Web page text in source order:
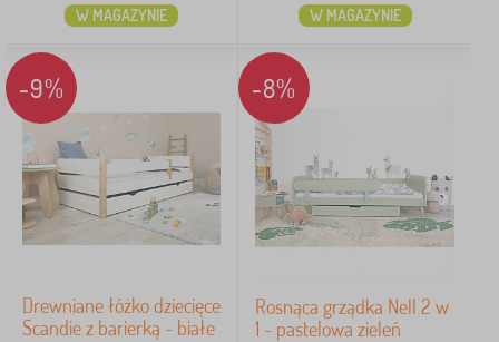
W MAGAZYNIE W MAGAZYNIE
-9%
Drewniane łóżko dziecięce
Scandie z barierką - białe
-8%
Rosnąca grządka Nell 2 w
1 - pastelowa zieleń